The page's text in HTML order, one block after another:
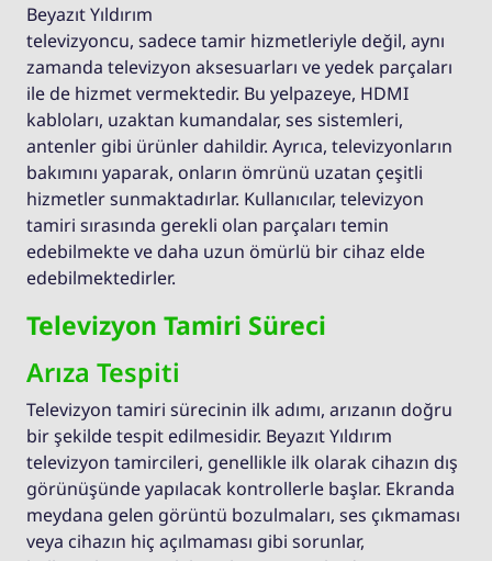
Beyazıt Yıldırım
televizyoncu, sadece tamir hizmetleriyle değil, aynı
zamanda televizyon aksesuarları ve yedek parçaları
ile de hizmet vermektedir. Bu yelpazeye, HDMI
kabloları, uzaktan kumandalar, ses sistemleri,
antenler gibi ürünler dahildir. Ayrıca, televizyonların
bakımını yaparak, onların ömrünü uzatan çeşitli
hizmetler sunmaktadırlar. Kullanıcılar, televizyon
tamiri sırasında gerekli olan parçaları temin
edebilmekte ve daha uzun ömürlü bir cihaz elde
edebilmektedirler.
Televizyon Tamiri Süreci
Arıza Tespiti
Televizyon tamiri sürecinin ilk adımı, arızanın doğru
bir şekilde tespit edilmesidir. Beyazıt Yıldırım
televizyon tamircileri, genellikle ilk olarak cihazın dış
görünüşünde yapılacak kontrollerle başlar. Ekranda
meydana gelen görüntü bozulmaları, ses çıkmaması
veya cihazın hiç açılmaması gibi sorunlar,